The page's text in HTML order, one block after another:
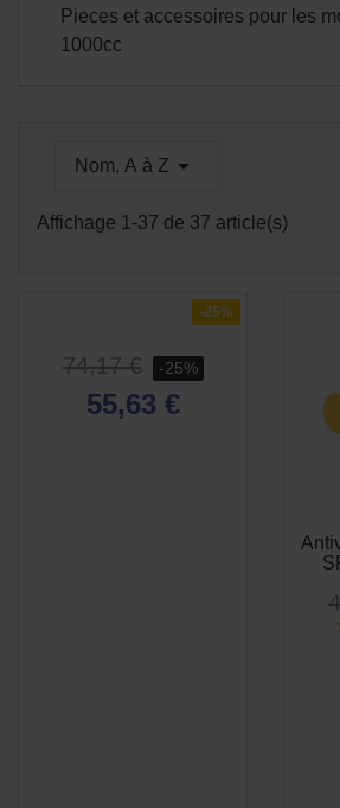
Pieces et accessoires pour les
1000cc
Nom, A à Z 
Affichage 1-37 de 37 article(s)
-25%
74,17 € -25%
55,63 €